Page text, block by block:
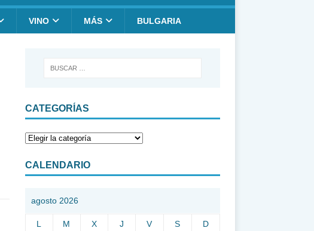
VINO MÁS BULGARIA
CATEGORÍAS
CALENDARIO
agosto 2026
L M X J V S D